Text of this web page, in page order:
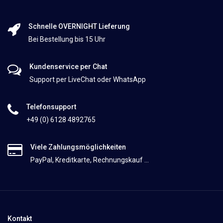
Schnelle OVERNIGHT Lieferung
Bei Bestellung bis 15 Uhr
Kundenservice per Chat
Support per LiveChat oder WhatsApp
Telefonsupport
+49 (0) 6128 4892765
Viele Zahlungsmöglichkeiten
PayPal, Kreditkarte, Rechnungskauf ...
Kontakt